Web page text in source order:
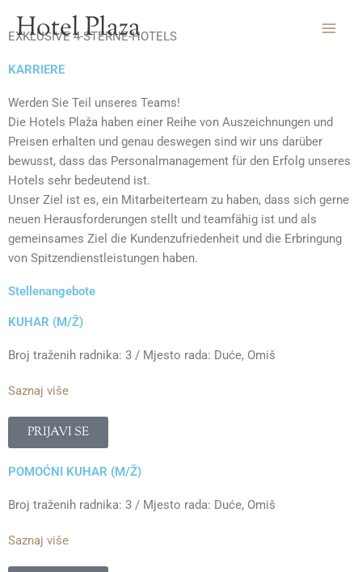
InhaltHotel Plaza
EXKLUSIVE 4-STERNE-HOTELS
KARRIERE
Werden Sie Teil unseres Teams!
Die Hotels Plaža haben einer Reihe von Auszeichnungen und
Preisen erhalten und genau deswegen sind wir uns darüber
bewusst, dass das Personalmanagement für den Erfolg unseres
Hotels sehr bedeutend ist.
Unser Ziel ist es, ein Mitarbeiterteam zu haben, dass sich gerne
neuen Herausforderungen stellt und teamfähig ist und als
gemeinsames Ziel die Kundenzufriedenheit und die Erbringung
von Spitzendienstleistungen haben.
Stellenangebote
KUHAR (M/Ž)
Broj traženih radnika: 3 / Mjesto rada: Duće, Omiš
Saznaj više
PRIJAVI SE
POMOĆNI KUHAR (M/Ž)
Broj traženih radnika: 3 / Mjesto rada: Duće, Omiš
Saznaj više